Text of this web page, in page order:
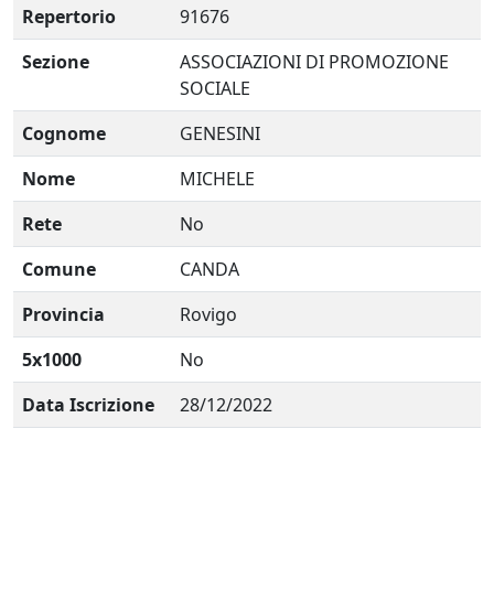
Repertorio
91676
Sezione
ASSOCIAZIONI DI PROMOZIONE
SOCIALE
Cognome
GENESINI
Nome
MICHELE
Rete
No
Comune
CANDA
Provincia
Rovigo
5x1000
No
Data Iscrizione
28/12/2022